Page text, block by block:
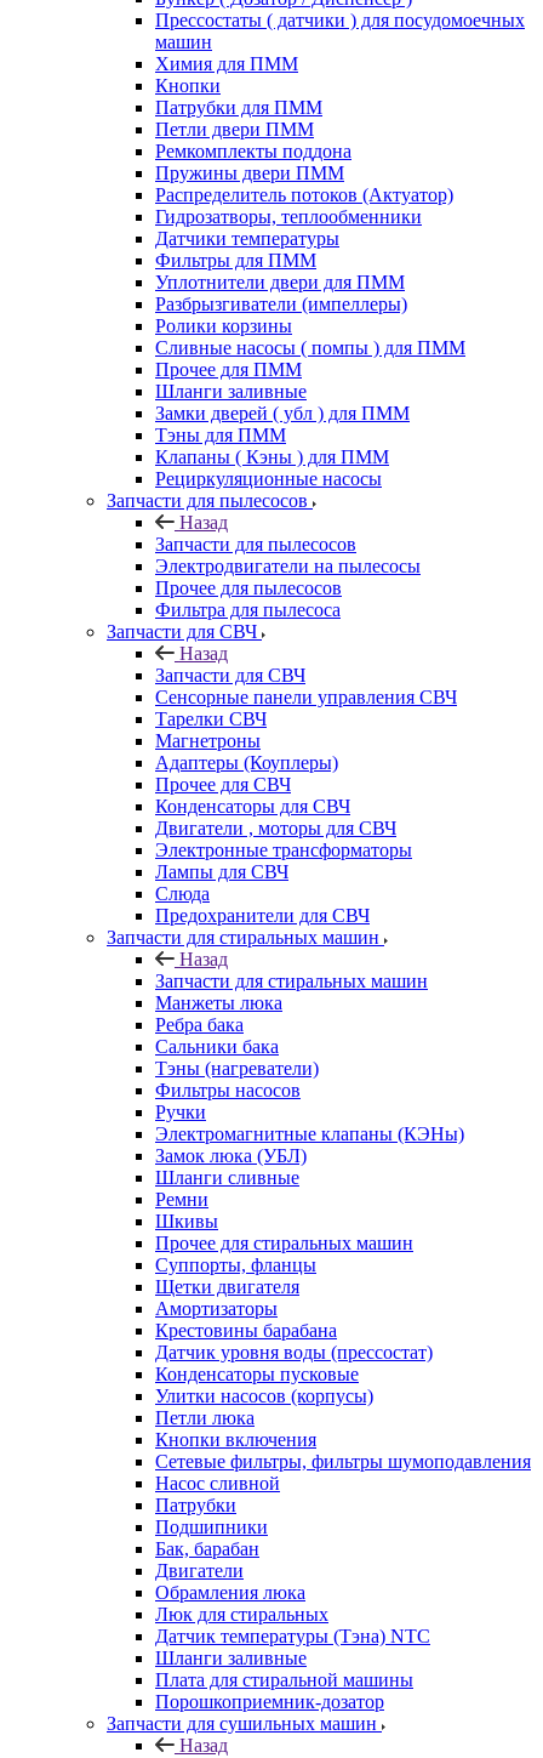
Прессостаты ( датчики ) для посудомоечных
машин
Химия для ПММ
Кнопки
Патрубки для ПММ
Петли двери ПММ
Ремкомплекты поддона
Пружины двери ПММ
Распределитель потоков (Актуатор)
Гидрозатворы, теплообменники
Датчики температуры
Фильтры для ПММ
Уплотнители двери для ПММ
Разбрызгиватели (импеллеры)
Ролики корзины
Сливные насосы ( помпы ) для ПММ
Прочее для ПММ
Шланги заливные
Замки дверей ( убл ) для ПММ
Тэны для ПММ
Клапаны ( Кэны ) для ПММ
Рециркуляционные насосы
Запчасти для пылесосов
Назад
Запчасти для пылесосов
Электродвигатели на пылесосы
Прочее для пылесосов
Фильтра для пылесоса
Запчасти для СВЧ
Назад
Запчасти для СВЧ
Сенсорные панели управления СВЧ
Тарелки СВЧ
Магнетроны
Адаптеры (Коуплеры)
Прочее для СВЧ
Конденсаторы для СВЧ
Двигатели , моторы для СВЧ
Электронные трансформаторы
Лампы для СВЧ
Слюда
Предохранители для СВЧ
Запчасти для стиральных машин
Назад
Запчасти для стиральных машин
Манжеты люка
Ребра бака
Сальники бака
Тэны (нагреватели)
Фильтры насосов
Ручки
Электромагнитные клапаны (КЭНы)
Замок люка (УБЛ)
Шланги сливные
Ремни
Шкивы
Прочее для стиральных машин
Суппорты, фланцы
Щетки двигателя
Амортизаторы
Крестовины барабана
Датчик уровня воды (прессостат)
Конденсаторы пусковые
Улитки насосов (корпусы)
Петли люка
Кнопки включения
Сетевые фильтры, фильтры шумоподавления
Насос сливной
Патрубки
Подшипники
Бак, барабан
Двигатели
Обрамления люка
Люк для стиральных
Датчик температуры (Тэна) NTC
Шланги заливные
Плата для стиральной машины
Порошкоприемник-дозатор
Запчасти для сушильных машин
Назад